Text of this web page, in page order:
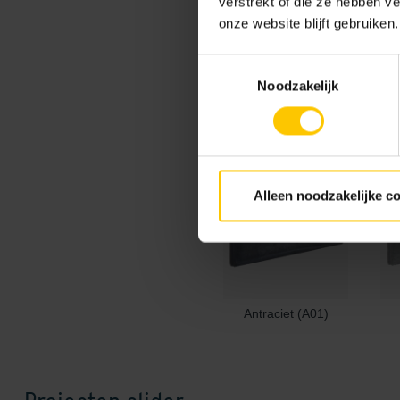
onze website blijft gebruiken.
Noodzakelijk
Alleen noodzakelijke
Kleur
Standaard kleuren
Antraciet (A01)